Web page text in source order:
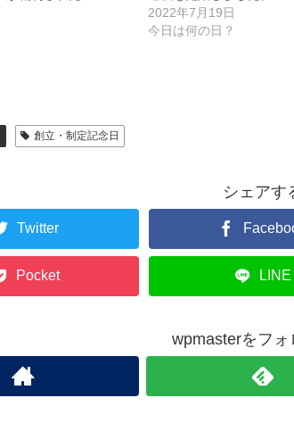
2022年7月19日
今日は何の日？
創立・制定記念日
シェアす
Twitter
Pocket LINE
wpmasterをフォ